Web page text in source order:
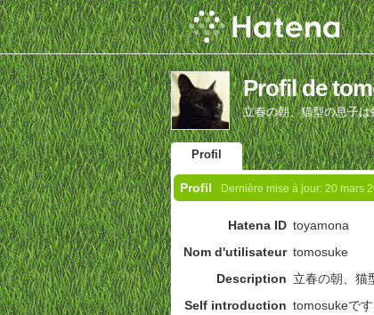
Profil de
立春の朝、猫型の息子は
Profil
Profil Dernière mise à jour: 20 mars
Hatena ID toyamona
Nom d'utilisateur tomosuke
Description 立春の朝、猫
Self introduction tomosukeで